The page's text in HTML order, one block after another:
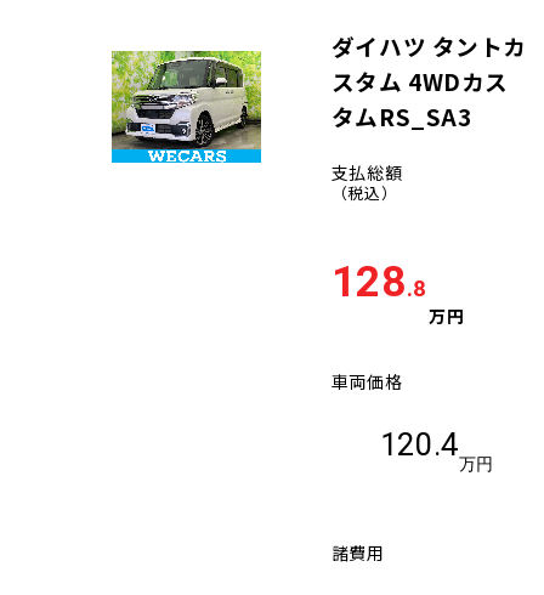
ダイハツ タントカ
スタム 4WDカス
タムRS_SA3
支払総額
（税込）
128.8
万円
車両価格
120.4
万円
諸費用